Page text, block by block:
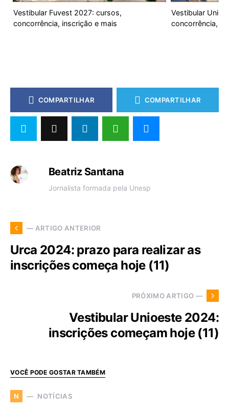
Vestibular Fuvest 2027: cursos,
concorrência, inscrição e mais
Vestibular
concorrência,
COMPARTILHAR COMPARTILHAR
Beatriz Santana
Jornalista formada pela Unesp
— ARTIGO ANTERIOR
Urca 2024: prazo para realizar as
inscrições começa hoje (11)
PRÓXIMO ARTIGO —
Vestibular Unioeste 2024:
inscrições começam hoje (11)
VOCÊ PODE GOSTAR TAMBÉM
N NOTÍCIAS